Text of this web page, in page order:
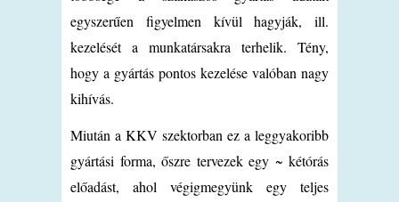
egyszerűen figyelmen kívül hagyják, ill.
kezelését a munkatársakra terhelik. Tény,
hogy a gyártás pontos kezelése valóban nagy
kihívás.
Miután a KKV szektorban ez a leggyakoribb
gyártási forma, őszre tervezek egy ~ kétórás
előadást, ahol végigmegyünk egy teljes